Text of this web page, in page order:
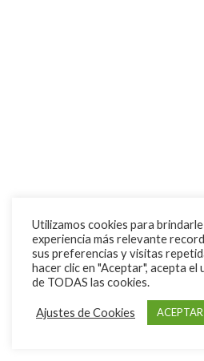
Utilizamos cookies para brindarle
experiencia más relevante
sus preferencias y visitas
hacer clic en "Aceptar", acepta el
de TODAS las cookies.
Ajustes de Cookies ACEPTAR